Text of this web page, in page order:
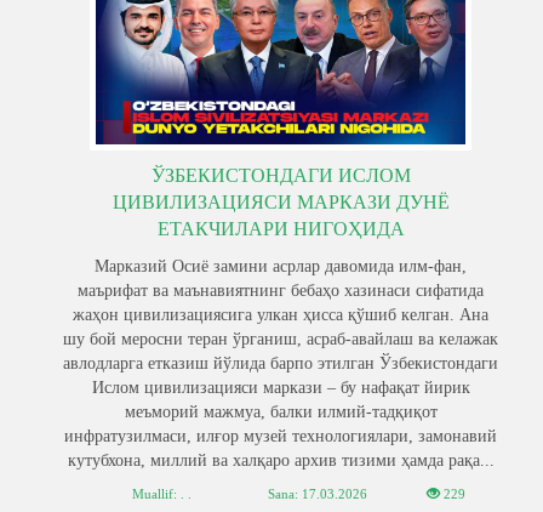
ЎЗБЕКИСТОНДАГИ ИСЛОМ
ЦИВИЛИЗАЦИЯСИ МАРКАЗИ ДУНЁ
ЕТАКЧИЛАРИ НИГОҲИДА
Марказий Осиё замини асрлар давомида илм-фан,
маърифат ва маънавиятнинг бебаҳо хазинаси сифатида
жаҳон цивилизациясига улкан ҳисса қўшиб келган. Ана
шу бой меросни теран ўрганиш, асраб-авайлаш ва келажак
авлодларга етказиш йўлида барпо этилган Ўзбекистондаги
Ислом цивилизацияси маркази – бу нафақат йирик
меъморий мажмуа, балки илмий-тадқиқот
инфратузилмаси, илғор музей технологиялари, замонавий
кутубхона, миллий ва халқаро архив тизими ҳамда рақа...
Muallif: . . Sana: 17.03.2026 229